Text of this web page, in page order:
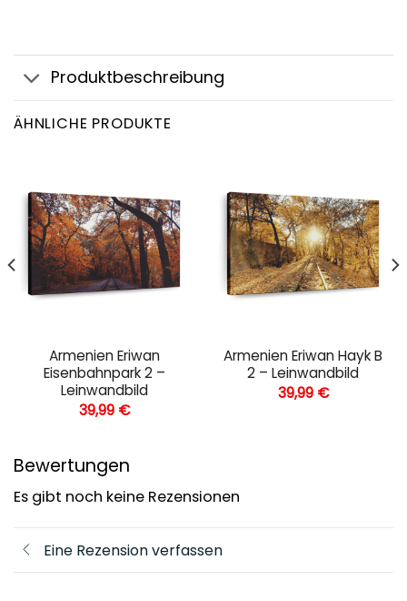
Produktbeschreibung
ÄHNLICHE PRODUKTE
Armenien Eriwan
Eisenbahnpark 2 –
Leinwandbild
39,99 €
Armenien Eriwan Hayk B
2 – Leinwandbild
39,99 €
Bewertungen
Es gibt noch keine Rezensionen
Eine Rezension verfassen